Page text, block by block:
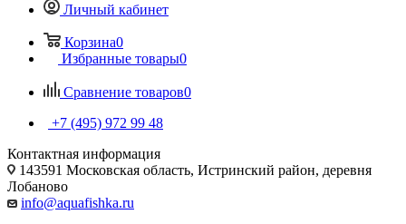
Личный кабинет
Корзина0
Избранные товары0
Сравнение товаров0
+7 (495) 972 99 48
Контактная информация
143591 Московская область, Истринский район, деревня
Лобаново
info@aquafishka.ru